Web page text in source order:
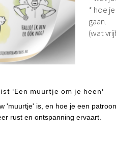
* hoe
gaan.
(wat
'Een muurtje om je heen'
'muurtje' is, en hoe je een
rust en ontspanning ervaart.